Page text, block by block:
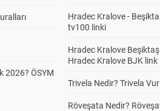
2026? ÖSYM
Hradec Kralove -
tv100 linki
Hradec Kralove
Hradec Kralove BJK link
Trivela Nedir? Trivela
Röveşata Nedir?